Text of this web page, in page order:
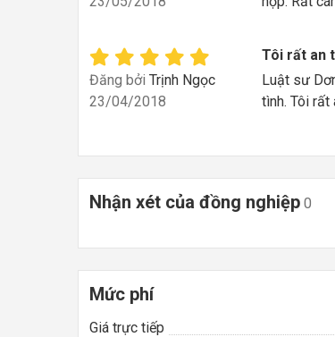
Tôi rất an
Đăng bởi Trịnh Ngọc
23/04/2018
Luật sư
tình. Tôi rất
Nhận xét của đồng nghiệp 0
Mức phí
Giá trực tiếp